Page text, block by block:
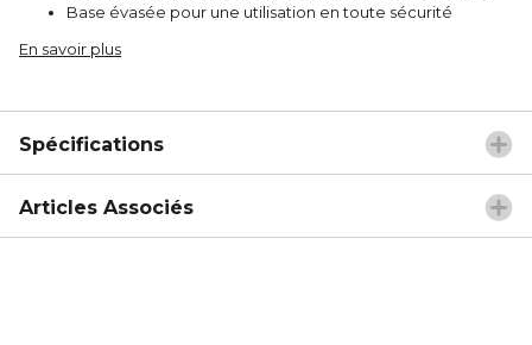
Base évasée pour une utilisation en toute sécurité
En savoir plus
Spécifications
Articles Associés